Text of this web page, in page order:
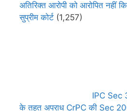
अतिरिक्त आरोपी को आरोपित नहीं
सुप्रीम कोर्ट (1,257)
IPC Sec
के तहत अपराध CrPC की Sec